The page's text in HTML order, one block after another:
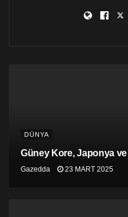
kontrolünde olan
DÜNYA
Güney Kore, Japonya ve
Gazedda 23 MART 2025